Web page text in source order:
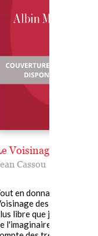
Voisinage des
Cassou
en donnant, dans Le
des cavernes,
libre que jamais à son
l'imaginaire, Jean